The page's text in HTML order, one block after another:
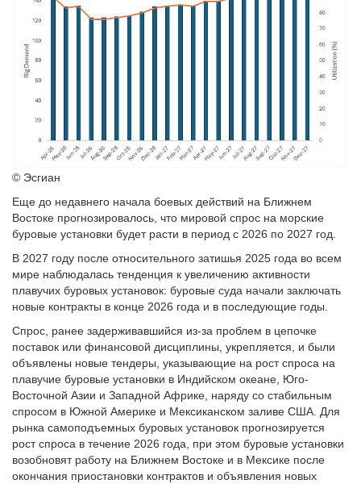
© Эсгиан
Еще до недавнего начала боевых действий на Ближнем
Востоке прогнозировалось, что мировой спрос на морские
буровые установки будет расти в период с 2026 по 2027 год.
В 2027 году после относительного затишья 2025 года во всем
мире наблюдалась тенденция к увеличению активности
плавучих буровых установок: буровые суда начали заключать
новые контракты в конце 2026 года и в последующие годы.
Спрос, ранее задерживавшийся из-за проблем в цепочке
поставок или финансовой дисциплины, укрепляется, и были
объявлены новые тендеры, указывающие на рост спроса на
плавучие буровые установки в Индийском океане, Юго-
Восточной Азии и Западной Африке, наряду со стабильным
спросом в Южной Америке и Мексиканском заливе США. Для
рынка самоподъемных буровых установок прогнозируется
рост спроса в течение 2026 года, при этом буровые установки
возобновят работу на Ближнем Востоке и в Мексике после
окончания приостановки контрактов и объявления новых